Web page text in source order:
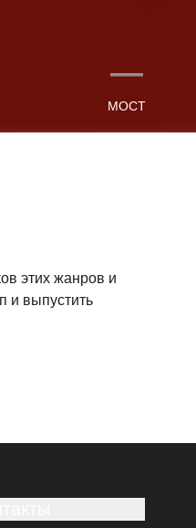
—
МОСТ
этих жанров и
и выпустить